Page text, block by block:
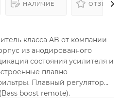
НАЛИЧИЕ ОТЗЫВЫ
класса AB от компании
из анодированного
состояния усилителя и
плавно
Плавный регулятор
boost remote).